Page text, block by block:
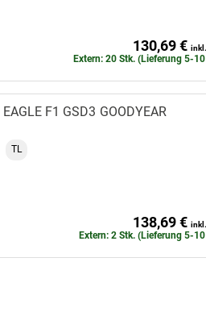
130,69 €
Extern: 20 Stk. (Lieferung 5-10
GOODYEAR
EAGLE F1 GSD3
TL
138,69 €
Extern: 2 Stk. (Lieferung 5-10